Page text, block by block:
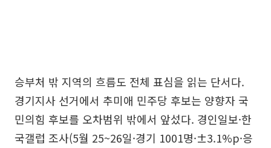
승부처 밖 지역의 흐름도 전체 표심을 읽는 단서다.
경기지사 선거에서 추미애 민주당 후보는 양향자 국
민의힘 후보를 오차범위 밖에서 앞섰다. 경인일보·한
국갤럽 조사(5월 25~26일·경기 1001명·±3.1%p·응